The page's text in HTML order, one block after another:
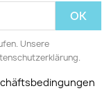
Unsere